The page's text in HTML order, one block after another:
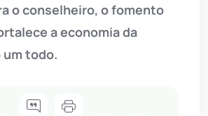
o conselheiro, o fomento
a economia da
um todo.